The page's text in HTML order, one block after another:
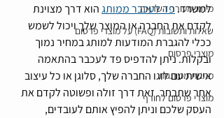
מיתוג מעורר השראה
שאלות ותשובות (FAQ) על מוצרי פרסום
מוצרי פרסום
מתנות ממותגות
מוצרי פרסום לחורף
למשרד. פד לעכבר ממותג הוא דרך מצוינת
לקדם את החברה או המוצר שלך ויכול לשמש
ככלי להגברת המודעות למותג במחיר נמוך
ובקלות. ניתן להדפיס פד לעכבר בהתאמה
אישית עם לוגו החברה שלך, סלוגן או כל עיצוב
אחר שתבחר. זאת דרך זולה ופשוטה לקדם את
העסק שלכם וניתן להפיץ אותם לעובדים,